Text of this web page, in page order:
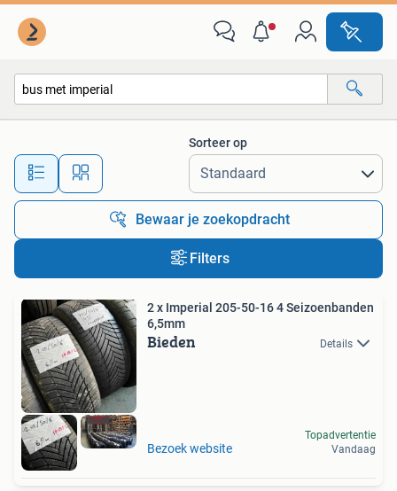
Alle afstanden…
Sorteer op
Bewaar je zoekopdracht
Filters
2 x Imperial 205-50-16 4 Seizoenbanden
6,5mm
Bieden Details
Bezoek website
Topadvertentie
Vandaag